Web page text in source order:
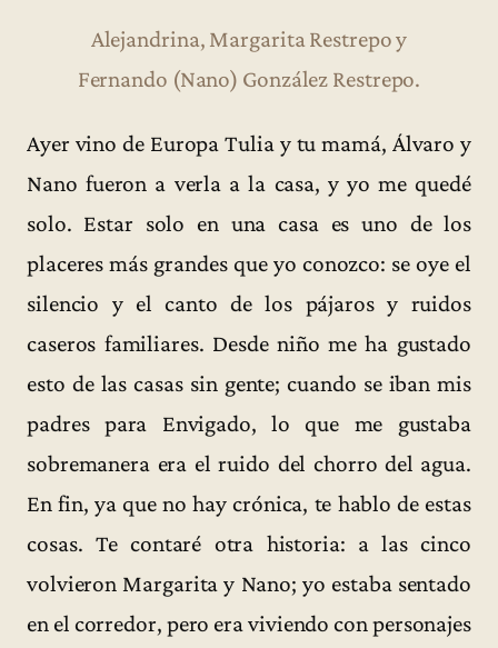
Alejandrina, Margarita Restrepo y
Fernando (Nano) González Restrepo.
Ayer vino de Europa Tulia y tu mamá, Álvaro y
Nano fueron a verla a la casa, y yo me quedé
solo. Estar solo en una casa es uno de los
placeres más grandes que yo conozco: se oye el
silencio y el canto de los pájaros y ruidos
caseros familiares. Desde niño me ha gustado
esto de las casas sin gente; cuando se iban mis
padres para Envigado, lo que me gustaba
sobremanera era el ruido del chorro del agua.
En fin, ya que no hay crónica, te hablo de estas
cosas. Te contaré otra historia: a las cinco
volvieron Margarita y Nano; yo estaba sentado
en el corredor, pero era viviendo con personajes